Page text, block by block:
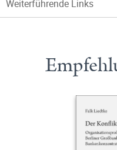
Weiterführende Links